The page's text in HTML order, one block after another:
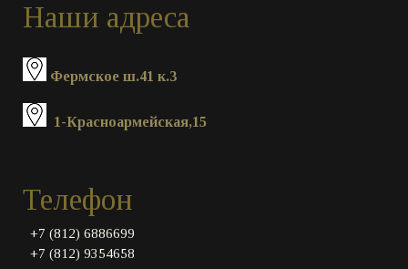
Наши адреса
Фермское ш.41 к.3
1-Красноармейская,15
Телефон
+7 (812) 6886699
+7 (812) 9354658